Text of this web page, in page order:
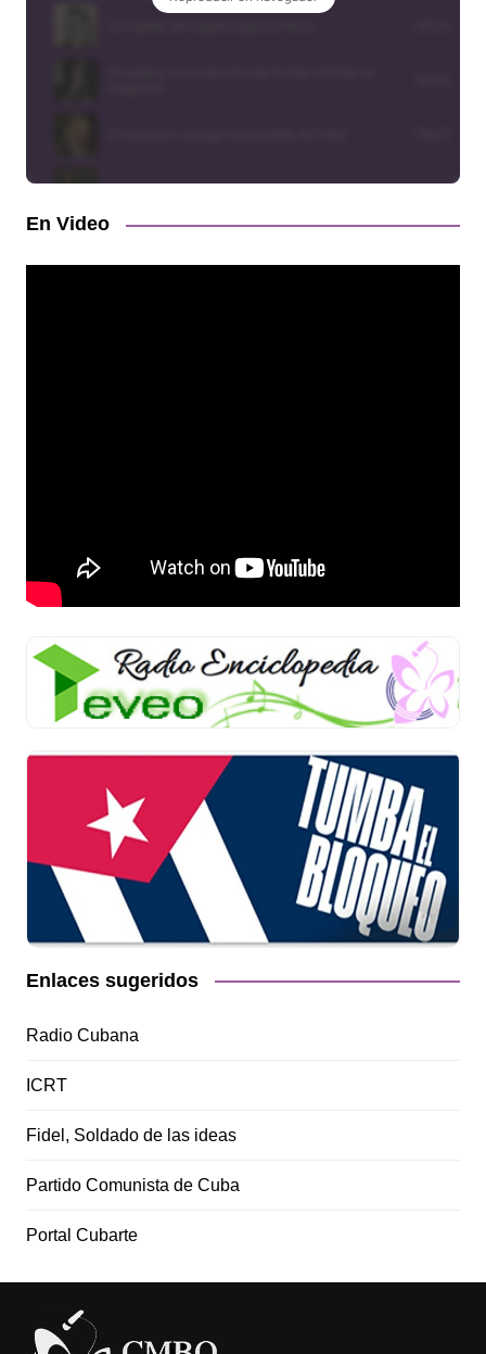
En Video
Enlaces sugeridos
Radio Cubana
ICRT
Fidel, Soldado de las ideas
Partido Comunista de Cuba
Portal Cubarte